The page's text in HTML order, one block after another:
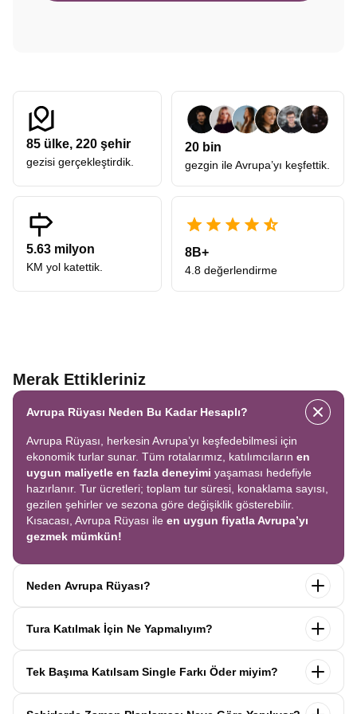
85 ülke, 220 şehir
gezisi gerçekleştirdik.
20 bin
gezgin ile Avrupa’yı keşfettik.
5.63 milyon
KM yol katettik.
8B+
4.8 değerlendirme
Merak Ettikleriniz
Avrupa Rüyası Neden Bu Kadar Hesaplı?
Avrupa Rüyası, herkesin Avrupa’yı keşfedebilmesi için
ekonomik turlar sunar. Tüm rotalarımız, katılımcıların en
uygun maliyetle en fazla deneyimi yaşaması hedefiyle
hazırlanır. Tur ücretleri; toplam tur süresi, konaklama sayısı,
gezilen şehirler ve sezona göre değişiklik gösterebilir.
Kısacası, Avrupa Rüyası ile en uygun fiyatla Avrupa’yı
gezmek mümkün!
Neden Avrupa Rüyası?
tek seferde birçok
ülkeyikeşfedin! Ekstra tur ücreti yok, tüm geziler fiyata
ile Avrupa’yı en keyifli şekilde yaşayın.
Tura Katılmak İçin Ne Yapmalıyım?
seyahat sözleşmesinionaylayın.İlk taksitiödediğinizde
Tek Başıma Katılsam Single Farkı Öder miyim?